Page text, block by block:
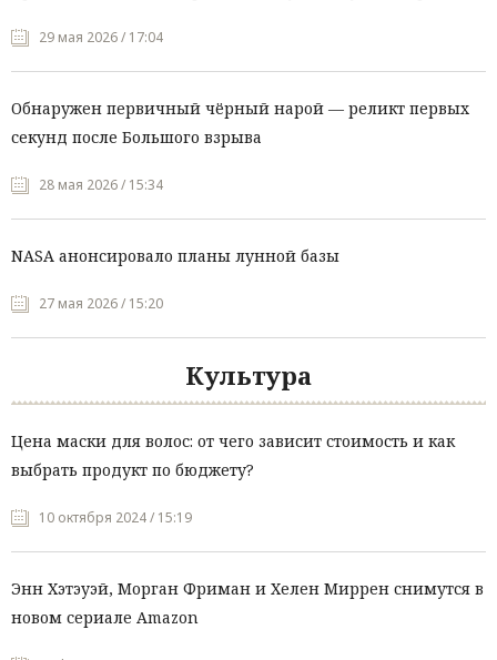
29 мая 2026 / 17:04
Обнаружен первичный чёрный нарой — реликт первых
секунд после Большого взрыва
28 мая 2026 / 15:34
NASA анонсировало планы лунной базы
27 мая 2026 / 15:20
Культура
Цена маски для волос: от чего зависит стоимость и как
выбрать продукт по бюджету?
10 октября 2024 / 15:19
Энн Хэтэуэй, Морган Фриман и Хелен Миррен снимутся в
новом сериале Amazon